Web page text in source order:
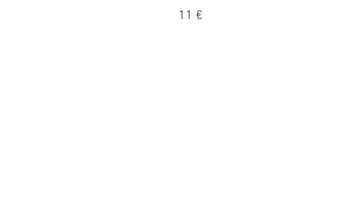
11 €